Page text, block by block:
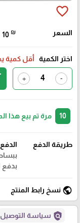
favorite_border
السعر 10 ₪
اختر الكمية أقل كمية
-
+
مرة تم بيع هذا
طريقة الدفع
بدفع
public نسخ رابط المنتج
policy سياسة التوصيل